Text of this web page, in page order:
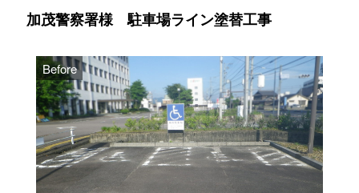
加茂警察署様 駐車場ライン塗替工事